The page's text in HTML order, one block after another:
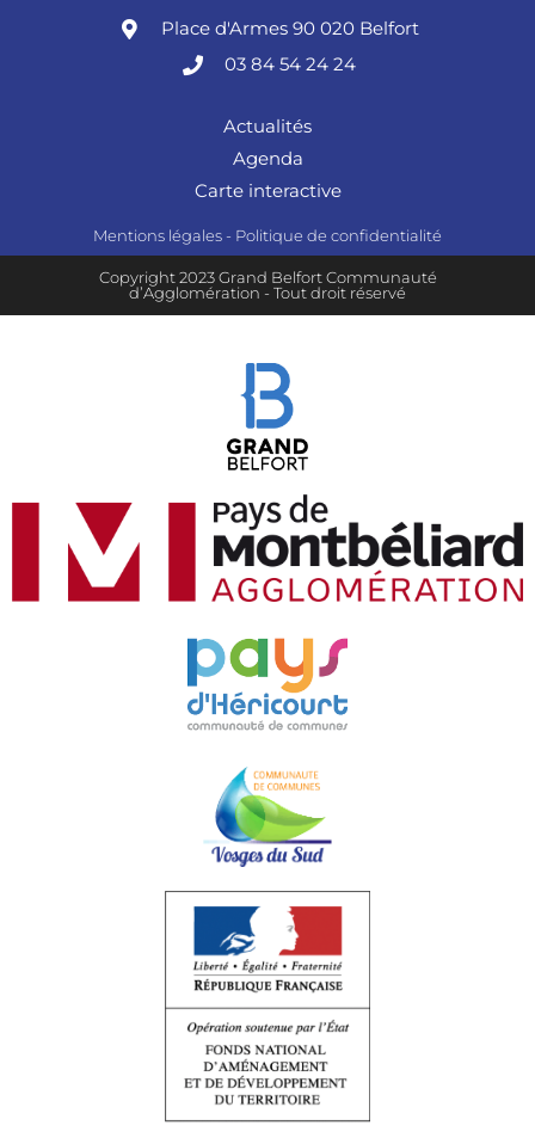
Place d'Armes 90 020 Belfort
03 84 54 24 24
Actualités
Agenda
Carte interactive
Mentions légales - Politique de confidentialité
Copyright 2023 Grand Belfort Communauté
d’Agglomération - Tout droit réservé